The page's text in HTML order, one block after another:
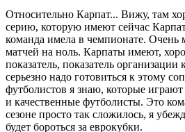
Относительно Карпат... Вижу, там
серию, которую имеют сейчас
команда имела в чемпионате. Очень
матчей на ноль. Карпаты имеют,
показатель, показатель
серьезно надо готовиться к этому
футболистов я знаю, которые
и качественные футболисты. Это
сезоне просто так сложилось, я
будет бороться за еврокубки.